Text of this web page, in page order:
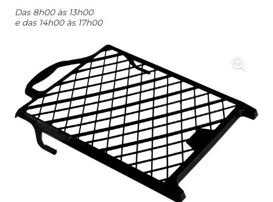
Das 8h00 às 13h00
e das 14h00 às 17h00